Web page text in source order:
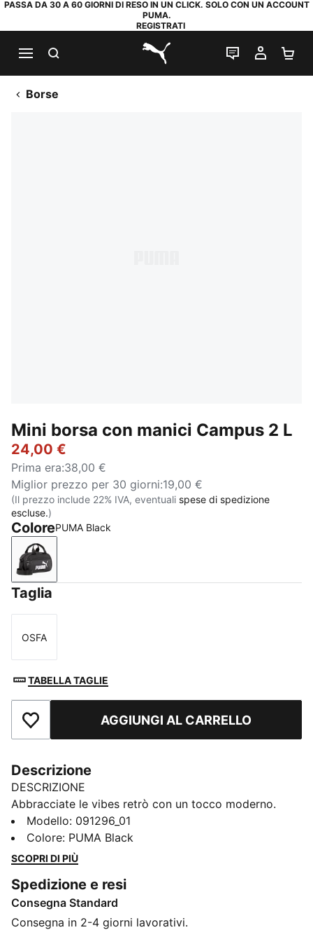
PASSA DA 30 A 60 GIORNI DI RESO IN UN CLICK. SOLO CON UN ACCOUNT
PUMA.
REGISTRATI
PUMA.com
CHAT IL MIO
Borse
Mini borsa con manici Campus 2 L
24,00 €
Prima era:38,00 €
Miglior prezzo per 30 giorni:19,00 €
(Il prezzo include 22% IVA, eventuali spese di spedizione
escluse.)
ColorePUMA Black
PUMA Black
Taglia
Taglia
OSFA
TABELLA TAGLIE
Aggiungi ai PreferitiAGGIUNGI AL CARRELLO
Descrizione
DESCRIZIONE
Abbracciate le vibes retrò con un tocco moderno.
Questa borsa presenta un'apertura a zip bidirezionale,
tasca anteriore con zip e tracolla regolabile. Perfetto
per le tue avventure quotidiane. Trasporta i tuoi
PUMA.
CARATTERISTICHE + VANTAGGI
Con almeno il 30% di materiale riciclato
Modello: 091296_01
Colore: PUMA Black
SCOPRI DI PIÙ
Spedizione e resi
Consegna Standard
Consegna in 2-4 giorni lavorativi.